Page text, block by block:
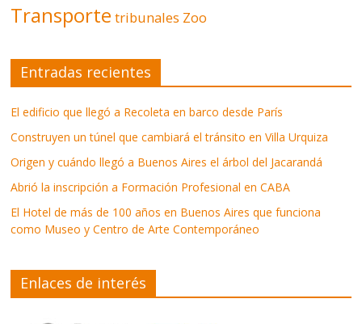
Transporte tribunales Zoo
Entradas recientes
El edificio que llegó a Recoleta en barco desde París
Construyen un túnel que cambiará el tránsito en Villa Urquiza
Origen y cuándo llegó a Buenos Aires el árbol del Jacarandá
Abrió la inscripción a Formación Profesional en CABA
El Hotel de más de 100 años en Buenos Aires que funciona
como Museo y Centro de Arte Contemporáneo
Enlaces de interés